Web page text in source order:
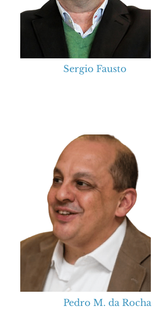
Sergio Fausto
Pedro M. da Rocha